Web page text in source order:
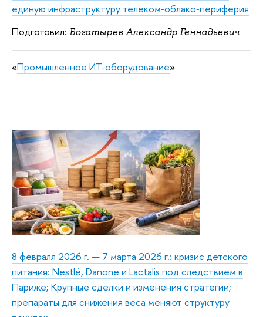
единую инфраструктуру телеком‑облако‑периферия
Подготовил: Богатырев Александр Геннадьевич
«Промышленное ИТ-оборудование»
8 февраля 2026 г. — 7 марта 2026 г.: кризис детского
питания: Nestlé, Danone и Lactalis под следствием в
Париже; Крупные сделки и изменения стратегии;
препараты для снижения веса меняют структуру